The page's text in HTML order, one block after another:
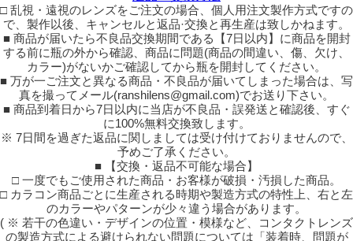
□ 乱視・遠視のレンズをご注文の場合、個人用注文製作方式ですの
で、製作以後、キャンセルと返品·交換と再生産は致しかねます。
■ 商品が届いたら不良品交換期間である【7日以内】に商品を開封
する前に瓶の外から確認、商品に問題(商品の間違い、傷、欠け、
カラー)がないかご確認してから瓶を開封してください。
■ 万が一ご注文と異なる商品・不良品が届いてしまった場合は、写
真を撮ってメール(ranshilens@gmail.com)でお送り下さい。
■ 商品到着日から7日以内に当店が不良品・誤発送と確認後、すぐ
に100%無料交換致します。
※ 7日間を過ぎた返品に関しましては受け付けておりませんので、
予めご了承ください。
■ 【交換・返品不可能な場合】
□ 一度でもご使用された商品・お客様が破損・汚損した商品。
□ カラコン商品ごとに生産される時期や製造方式の特性上、右と左
のカラーやパターンが少々違う場合があります。
( ※ 若干の色違い・デザインの位置・模様など、コンタクトレンズ
の製造方式による避けられない問題については「装着時、問題が